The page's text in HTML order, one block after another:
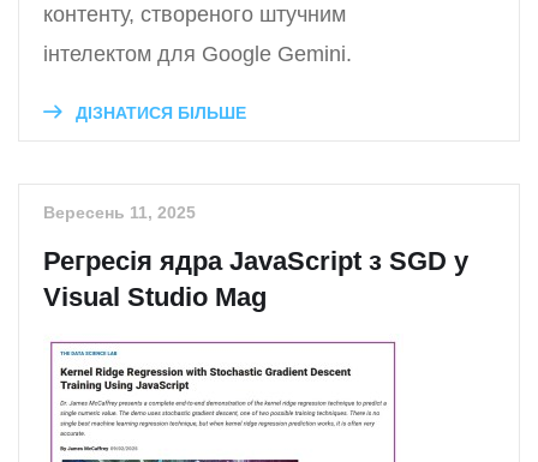
контенту, створеного штучним
інтелектом для Google Gemini.
ДІЗНАТИСЯ БІЛЬШЕ
Вересень 11, 2025
Регресія ядра JavaScript з SGD у
Visual Studio Mag